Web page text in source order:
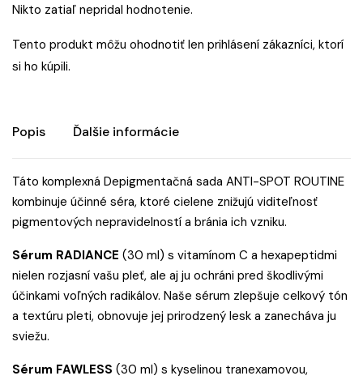
Nikto zatiaľ nepridal hodnotenie.
Tento produkt môžu ohodnotiť len prihlásení zákazníci, ktorí
si ho kúpili.
Popis Ďalšie informácie
Táto komplexná Depigmentačná sada ANTI-SPOT ROUTINE
kombinuje účinné séra, ktoré cielene znižujú viditeľnosť
pigmentových nepravidelností a bránia ich vzniku.
Sérum RADIANCE (30 ml) s vitamínom C a hexapeptidmi
nielen rozjasní vašu pleť, ale aj ju ochráni pred škodlivými
účinkami voľných radikálov. Naše sérum zlepšuje celkový tón
a textúru pleti, obnovuje jej prirodzený lesk a zanecháva ju
sviežu.
Sérum FAWLESS (30 ml) s kyselinou tranexamovou,